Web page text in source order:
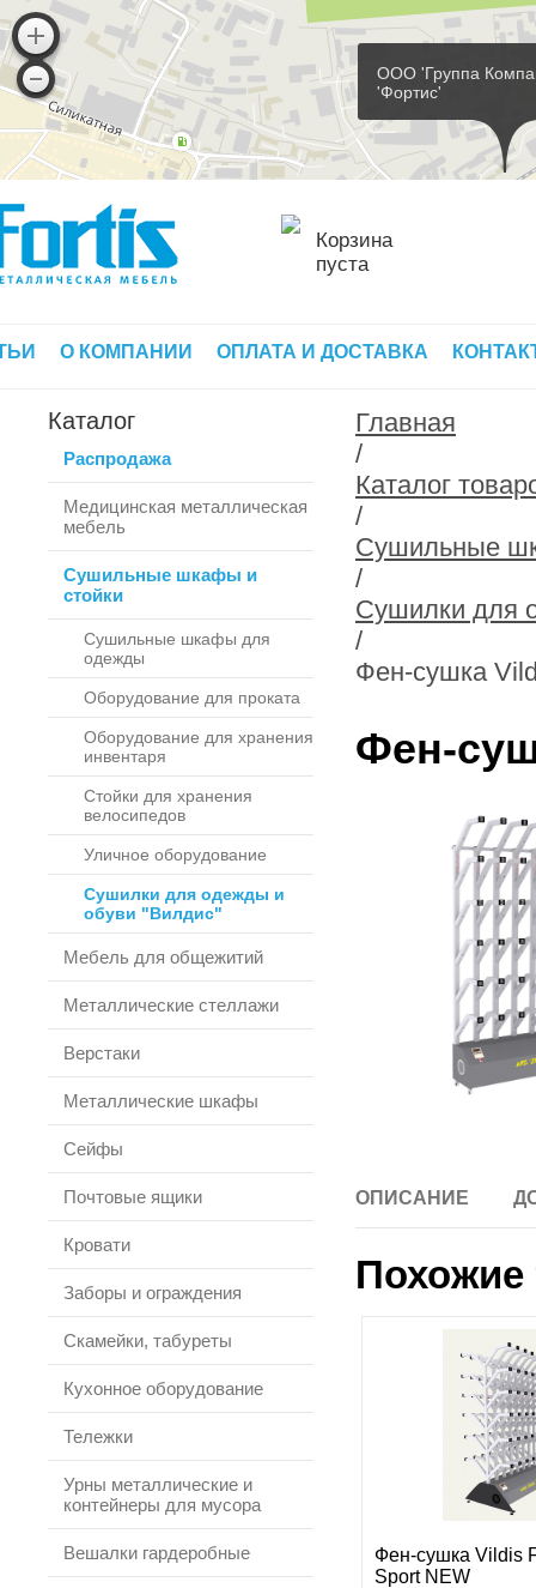
ООО 'Группа
'Фортис'
Корзина
пуста
О КОМПАНИИ ОПЛАТА И ДОСТАВКА
Каталог
Распродажа
Медицинская металлическая
мебель
Сушильные шкафы и
стойки
Сушильные шкафы для
одежды
Оборудование для проката
Оборудование для хранения
инвентаря
Стойки для хранения
велосипедов
Уличное оборудование
Сушилки для одежды и
обуви "Вилдис"
Мебель для общежитий
Металлические стеллажи
Верстаки
Металлические шкафы
Сейфы
Почтовые ящики
Кровати
Заборы и ограждения
Скамейки, табуреты
Кухонное оборудование
Тележки
Урны металлические и
контейнеры для мусора
Вешалки гардеробные
Главная
/
Каталог
/
Сушильные
/
Сушилки для
/
Фен-сушка
Фен-
ОПИСАНИЕ
Фен-сушка Vildis
Sport NEW